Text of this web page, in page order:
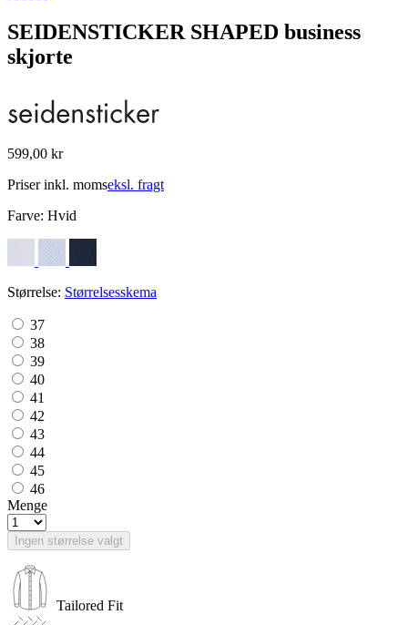
SEIDENSTICKER SHAPED business
skjorte
599,00 kr
Priser inkl. momseksl. fragt
Farve: Hvid
Størrelse: Størrelsesskema
37
38
39
40
41
42
43
44
45
46
Menge
Ingen størrelse valgt
Tailored Fit